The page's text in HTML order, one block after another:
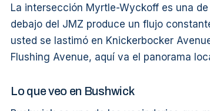
La intersección Myrtle-Wyckoff es una
debajo del JMZ produce un flujo
usted se lastimó en Knickerbocker
Flushing Avenue, aquí va el panorama
Lo que veo en Bushwick